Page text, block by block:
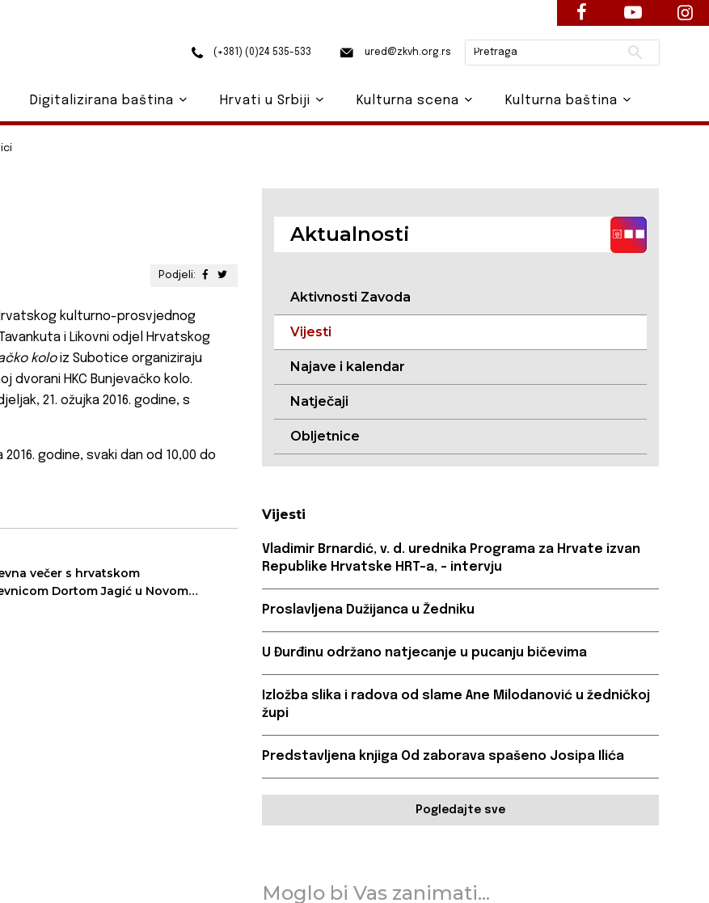
Podjeli:
kulturno-prosvjednog
i Likovni odjel Hrvatskog
koloiz Subotice organiziraju
dvorani HKC Bunjevačko kolo.
21. ožujka 2016. godine, s
godine, svaki dan od 10,00 do
večer s hrvatskom
Dortom Jagić u Novom
Aktualnosti
Aktivnosti Zavoda
Vijesti
Najave i kalendar
Natječaji
Obljetnice
Vijesti
Vladimir Brnardić, v. d. urednika Programa za Hrvate izvan
Republike Hrvatske HRT-a, – intervju
Proslavljena Dužijanca u Žedniku
U Đurđinu održano natjecanje u pucanju bičevima
Izložba slika i radova od slame Ane Milodanović u žedničkoj
župi
Predstavljena knjiga Od zaborava spašeno Josipa Ilića
Pogledajte sve
Moglo bi Vas zanimati...
(+381) (0)24 535-533 ured@zkvh.org.rs Pretraži
Digitalizirana baština Hrvati u Srbiji Kulturna scena Kulturna baština